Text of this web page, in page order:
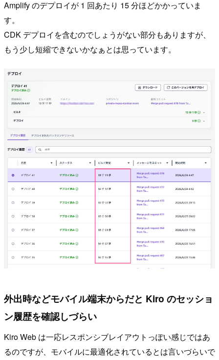
Amplify のデプロイが 1 回あたり 15 分ほどかかっていま
す。
CDK デプロイを含むのでしょうがない部分もありますが、
もう少し短縮できないかなぁとは思っています。
外出時などモバイル端末からだと Kiro のセッショ
ン履歴を確認しづらい
Kiro Web は一応レスポンシブレイアウトっぽい感じではあ
るのですが、モバイルに最適化されているとは言いづらいで